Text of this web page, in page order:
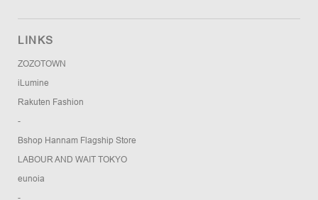
LINKS
ZOZOTOWN
iLumine
Rakuten Fashion
-
Bshop Hannam Flagship Store
LABOUR AND WAIT TOKYO
eunoia
-